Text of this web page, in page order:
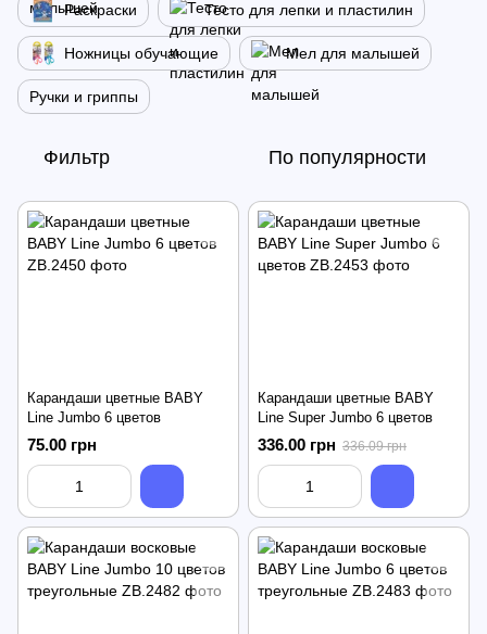
Раскраски Тесто для лепки и пластилин
Ножницы обучающие Мел для малышей
Ручки и гриппы
Фильтр По популярности
Карандаши цветные BABY
Line Jumbo 6 цветов
75.00 грн
Карандаши цветные BABY
Line Super Jumbo 6 цветов
336.00 грн 336.09 грн